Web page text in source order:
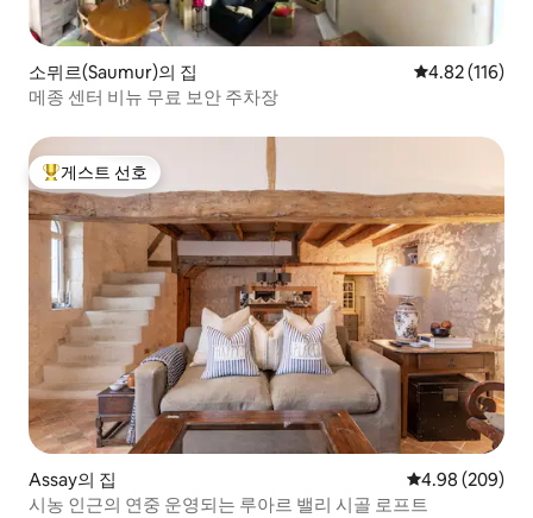
소뮈르(Saumur)의 집 평점 4.82점(5
4.82 (116)
메종 센터 비뉴 무료 보안 주차장
상위 게스트 선호
게스트 선호
Assay의 집 평점 4.98점(5
4.98 (209)
시농 인근의 연중 운영되는 루아르 밸리 시골 로프트